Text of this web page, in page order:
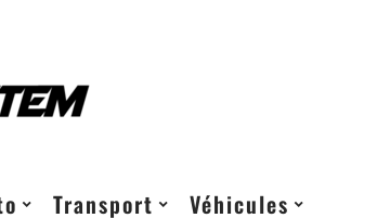
Transport Véhicules